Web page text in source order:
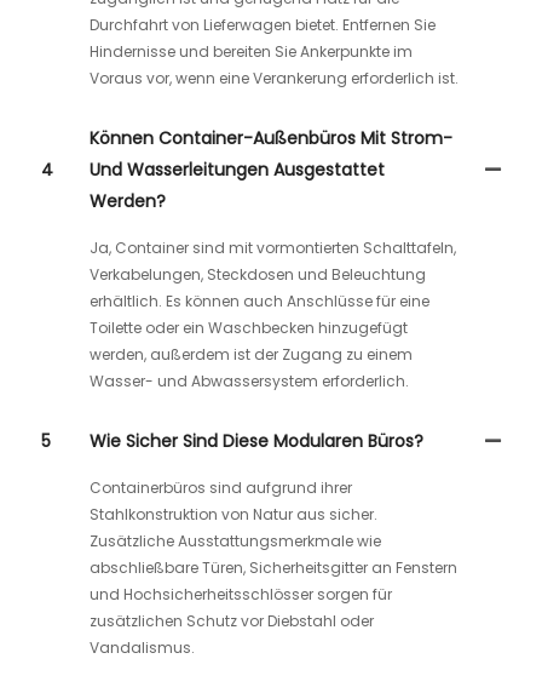
Durchfahrt von Lieferwagen bietet. Entfernen Sie
Hindernisse und bereiten Sie Ankerpunkte im
Voraus vor, wenn eine Verankerung erforderlich ist.
4
Können Container-Außenbüros Mit Strom-
Und Wasserleitungen Ausgestattet
Werden?
Ja, Container sind mit vormontierten Schalttafeln,
Verkabelungen, Steckdosen und Beleuchtung
erhältlich. Es können auch Anschlüsse für eine
Toilette oder ein Waschbecken hinzugefügt
werden, außerdem ist der Zugang zu einem
Wasser- und Abwassersystem erforderlich.
5 Wie Sicher Sind Diese Modularen Büros?
Containerbüros sind aufgrund ihrer
Stahlkonstruktion von Natur aus sicher.
Zusätzliche Ausstattungsmerkmale wie
abschließbare Türen, Sicherheitsgitter an Fenstern
und Hochsicherheitsschlösser sorgen für
zusätzlichen Schutz vor Diebstahl oder
Vandalismus.